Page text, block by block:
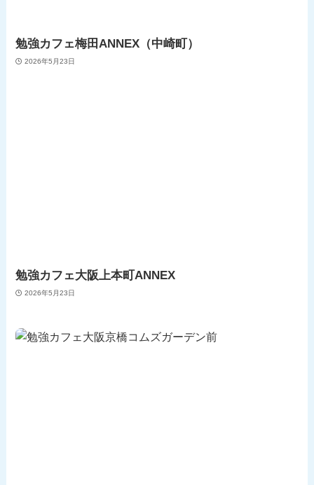
勉強カフェ梅田ANNEX（中崎町）
2026年5月23日
勉強カフェ大阪上本町ANNEX
2026年5月23日